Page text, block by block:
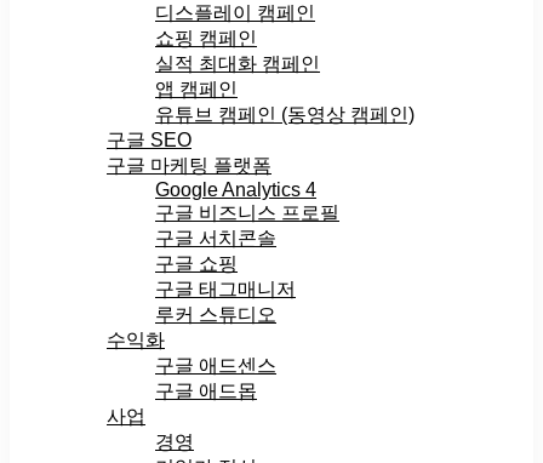
디스플레이 캠페인
쇼핑 캠페인
실적 최대화 캠페인
앱 캠페인
유튜브 캠페인 (동영상 캠페인)
구글 SEO
구글 마케팅 플랫폼
Google Analytics 4
구글 비즈니스 프로필
구글 서치콘솔
구글 쇼핑
구글 태그매니저
루커 스튜디오
수익화
구글 애드센스
구글 애드몹
사업
경영